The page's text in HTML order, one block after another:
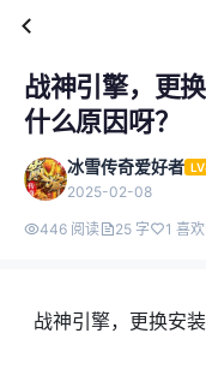
战神引擎，更
什么原因呀？
冰雪传奇爱好者
2025-02-08
446 阅读 25 字 1 喜欢
战神引擎，更换安